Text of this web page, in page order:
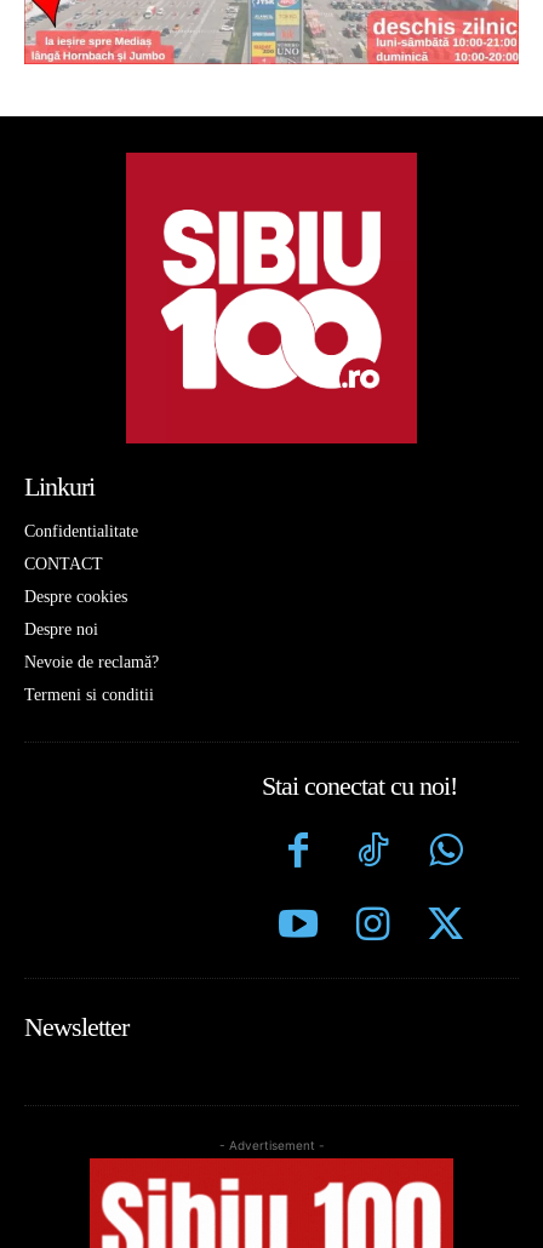
Linkuri
Confidentialitate
CONTACT
Despre cookies
Despre noi
Nevoie de reclamă?
Termeni si conditii
Stai conectat cu noi!
Newsletter
- Advertisement -